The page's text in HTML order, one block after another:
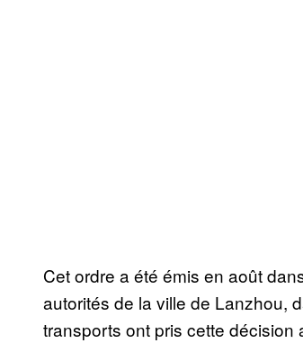
Cet ordre a été émis en août
autorités de la ville de Lanzhou,
transports ont pris cette